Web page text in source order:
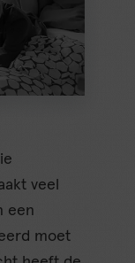
veel
een
moet